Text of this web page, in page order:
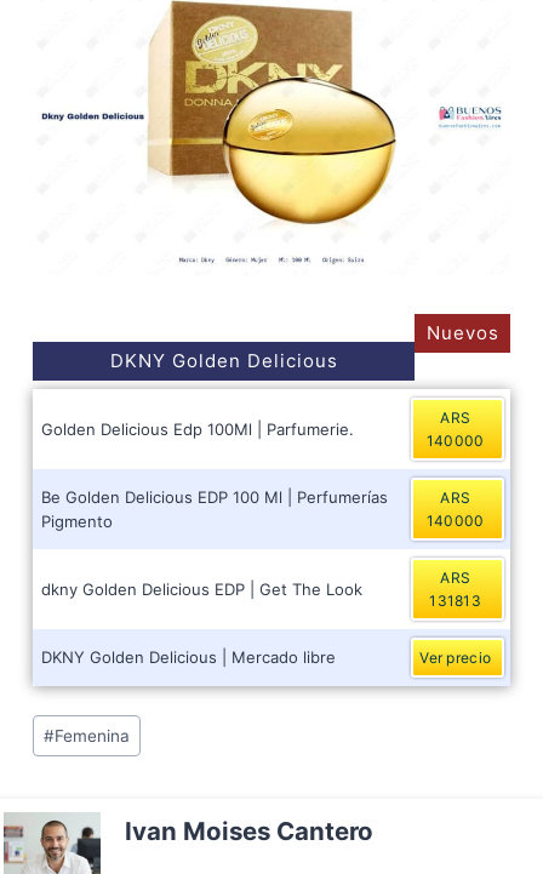
DKNY Golden Delicious
Nuevos
Golden Delicious Edp 100Ml | Parfumerie.
ARS
140000
Be Golden Delicious EDP 100 Ml | Perfumerías
Pigmento
ARS
140000
dkny Golden Delicious EDP | Get The Look
ARS
131813
DKNY Golden Delicious | Mercado libre Ver precio
Post
Tags:
#Femenina
Ivan Moises Cantero